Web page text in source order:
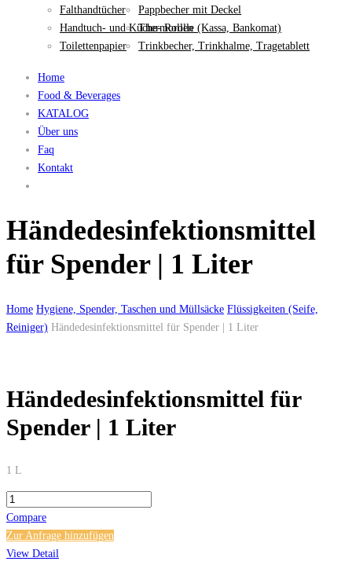
Falthandtücher
Handtuch- und Küche- Rollen
Toilettenpapier
Pappbecher mit Deckel
Thermorolle (Kassa, Bankomat)
Trinkbecher, Trinkhalme, Tragetablett
Home
Food & Beverages
KATALOG
Über uns
Faq
Kontakt
Händedesinfektionsmittel
für Spender | 1 Liter
Home Hygiene, Spender, Taschen und Müllsäcke Flüssigkeiten (Seife,
Reiniger) Händedesinfektionsmittel für Spender | 1 Liter
Händedesinfektionsmittel für
Spender | 1 Liter
1 L
Händedesinfektionsmittel
für
Spender
|
Compare
Zur Anfrage hinzufügen
View Detail